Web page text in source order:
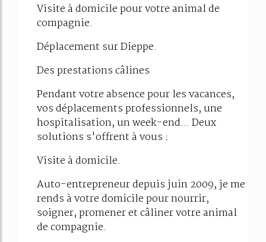
Visite à domicile pour votre animal de
compagnie.
Déplacement sur Dieppe.
Des prestations câlines
Pendant votre absence pour les vacances,
vos déplacements professionnels, une
hospitalisation, un week-end... Deux
solutions s'offrent à vous :
Visite à domicile.
Auto-entrepreneur depuis juin 2009, je me
rends à votre domicile pour nourrir,
soigner, promener et câliner votre animal
de compagnie.